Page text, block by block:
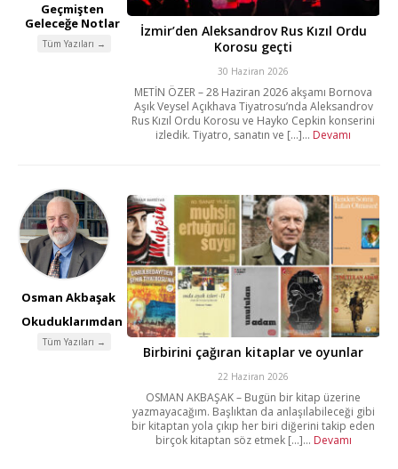
Geçmişten
Geleceğe Notlar
Tüm Yazıları →
İzmir’den Aleksandrov Rus Kızıl Ordu
Korosu geçti
30 Haziran 2026
METİN ÖZER – 28 Haziran 2026 akşamı Bornova
Aşık Veysel Açıkhava Tiyatrosu’nda Aleksandrov
Rus Kızıl Ordu Korosu ve Hayko Cepkin konserini
izledik. Tiyatro, sanatın ve [...]... Devamı
Osman Akbaşak
Okuduklarımdan
Tüm Yazıları →
Birbirini çağıran kitaplar ve oyunlar
22 Haziran 2026
OSMAN AKBAŞAK – Bugün bir kitap üzerine
yazmayacağım. Başlıktan da anlaşılabileceği gibi
bir kitaptan yola çıkıp her biri diğerini takip eden
birçok kitaptan söz etmek [...]... Devamı